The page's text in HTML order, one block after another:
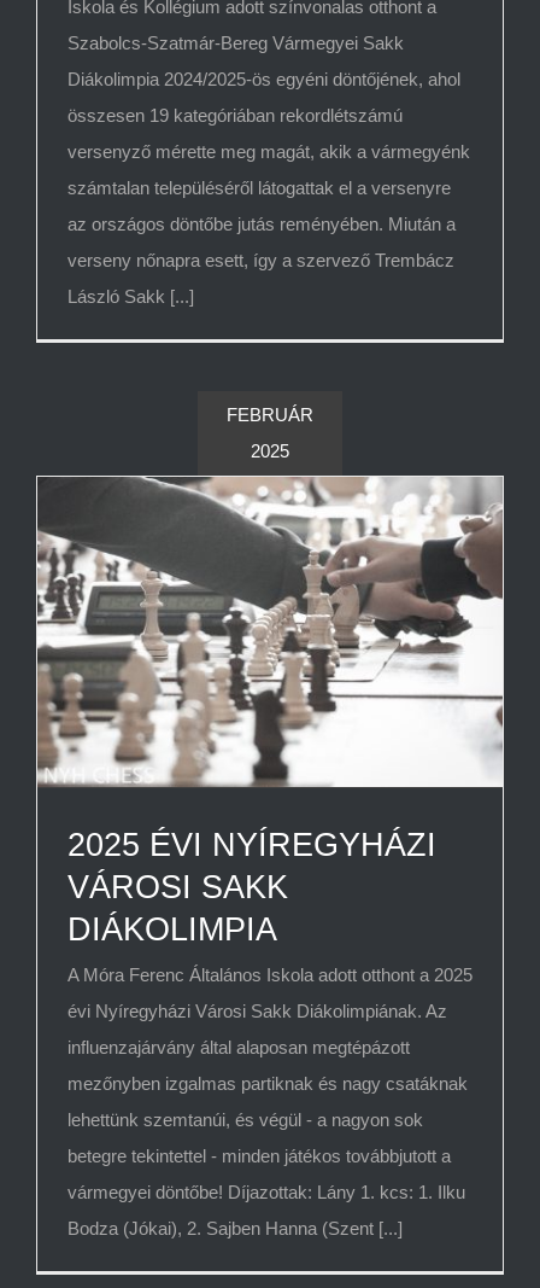
Iskola és Kollégium adott színvonalas otthont a
Szabolcs-Szatmár-Bereg Vármegyei Sakk
Diákolimpia 2024/2025-ös egyéni döntőjének, ahol
összesen 19 kategóriában rekordlétszámú
versenyző mérette meg magát, akik a vármegyénk
számtalan településéről látogattak el a versenyre
az országos döntőbe jutás reményében. Miután a
verseny nőnapra esett, így a szervező Trembácz
László Sakk [...]
FEBRUÁR
2025
2025 ÉVI NYÍREGYHÁZI
VÁROSI SAKK
DIÁKOLIMPIA
A Móra Ferenc Általános Iskola adott otthont a 2025
évi Nyíregyházi Városi Sakk Diákolimpiának. Az
influenzajárvány által alaposan megtépázott
mezőnyben izgalmas partiknak és nagy csatáknak
lehettünk szemtanúi, és végül - a nagyon sok
betegre tekintettel - minden játékos továbbjutott a
vármegyei döntőbe! Díjazottak: Lány 1. kcs: 1. Ilku
Bodza (Jókai), 2. Sajben Hanna (Szent [...]